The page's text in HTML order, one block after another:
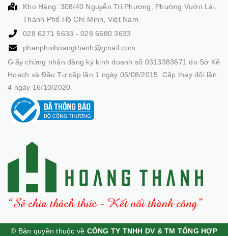
Kho Hàng: 308/40 Nguyễn Tri Phương, Phường Vườn Lài,
Thành Phố Hồ Chí Minh, Việt Nam
028 6271 5633 - 028 6680 3633
phanphoihoangthanh@gmail.com
Giấy chứng nhận đăng ký kinh doanh số 0313383671 do Sở Kế
Hoạch và Đầu Tư cấp lần 1 ngày 05/08/2015. Cấp thay đổi lần
4 ngày 16/10/2020.
© Bản quyền thuộc về CÔNG TY TNHH DV & TM TỔNG HỢP